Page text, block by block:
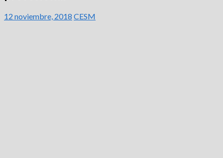
12 noviembre, 2018 CESM